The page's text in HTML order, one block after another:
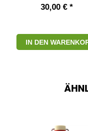
30,00 € *
IN DEN